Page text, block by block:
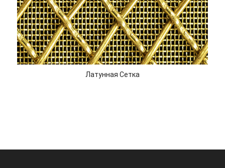
Латунная Сетка